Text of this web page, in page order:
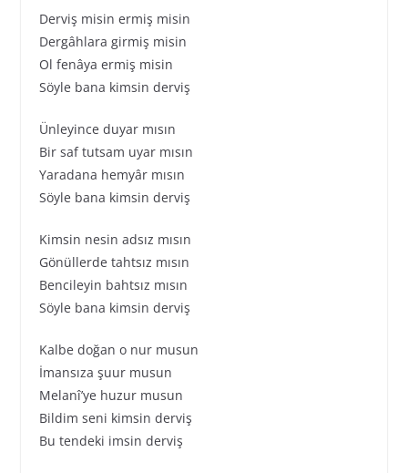
Derviş misin ermiş misin
Dergâhlara girmiş misin
Ol fenâya ermiş misin
Söyle bana kimsin derviş
Ünleyince duyar mısın
Bir saf tutsam uyar mısın
Yaradana hemyâr mısın
Söyle bana kimsin derviş
Kimsin nesin adsız mısın
Gönüllerde tahtsız mısın
Bencileyin bahtsız mısın
Söyle bana kimsin derviş
Kalbe doğan o nur musun
İmansıza şuur musun
Melanî’ye huzur musun
Bildim seni kimsin derviş
Bu tendeki imsin derviş